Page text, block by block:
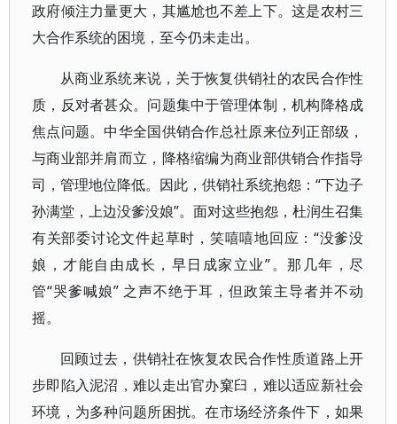
政府倾注力量更大，其尴尬也不差上下。这是农村三
大合作系统的困境，至今仍未走出。
从商业系统来说，关于恢复供销社的农民合作性
质，反对者甚众。问题集中于管理体制，机构降格成
焦点问题。中华全国供销合作总社原来位列正部级，
与商业部并肩而立，降格缩编为商业部供销合作指导
司，管理地位降低。因此，供销社系统抱怨：“下边子
孙满堂，上边没爹没娘”。面对这些抱怨，杜润生召集
有关部委讨论文件起草时，笑嘻嘻地回应：“没爹没
娘，才能自由成长，早日成家立业”。那几年，尽
管“哭爹喊娘” 之声不绝于耳，但政策主导者并不动
摇。
回顾过去，供销社在恢复农民合作性质道路上开
步即陷入泥沼，难以走出官办窠臼，难以适应新社会
环境，为多种问题所困扰。在市场经济条件下，如果